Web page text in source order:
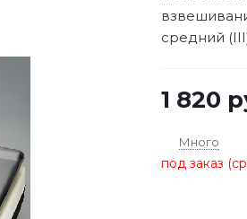
средний
1 820
Много
под заказ